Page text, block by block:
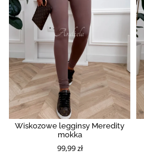
Wiskozowe legginsy Meredity
mokka
99,99 zł